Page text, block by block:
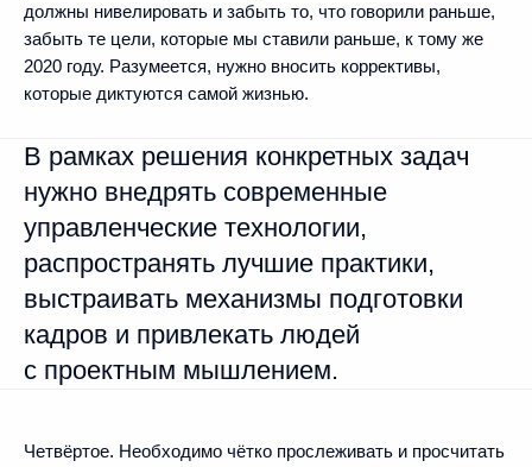
должны нивелировать и забыть то, что говорили раньше,
забыть те цели, которые мы ставили раньше, к тому же
2020 году. Разумеется, нужно вносить коррективы,
которые диктуются самой жизнью.
В рамках решения конкретных задач
нужно внедрять современные
управленческие технологии,
распространять лучшие практики,
выстраивать механизмы подготовки
кадров и привлекать людей
с проектным мышлением.
Четвёртое. Необходимо чётко прослеживать и просчитать